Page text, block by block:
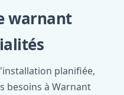
warnant
planifiée,
besoins à Warnant